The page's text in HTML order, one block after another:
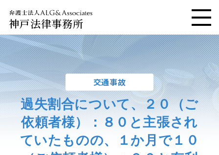
神戸法律事務所
交通事故
過失割合について、２０（ご
依頼者様）：８０と主張され
ていたものの、１か月で１０